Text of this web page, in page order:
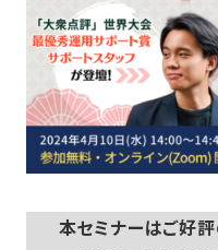
本セミナーはご好評